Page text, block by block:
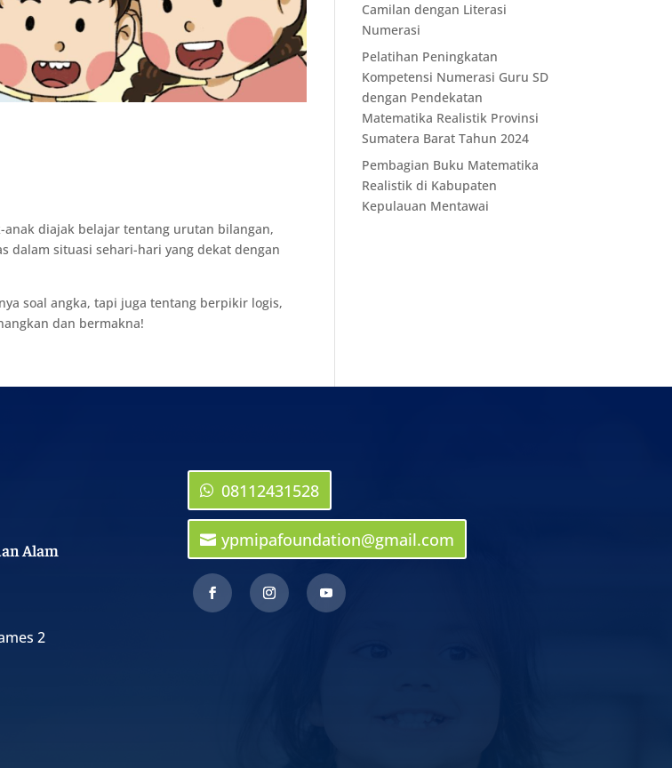
anak diajak belajar tentang urutan bilangan,
dalam situasi sehari-hari yang dekat dengan
soal angka, tapi juga tentang berpikir logis,
dan bermakna!
Camilan dengan Literasi
Numerasi
Pelatihan Peningkatan
Kompetensi Numerasi Guru SD
dengan Pendekatan
Matematika Realistik Provinsi
Sumatera Barat Tahun 2024
Pembagian Buku Matematika
Realistik di Kabupaten
Kepulauan Mentawai
Alam
2
08112431528
ypmipafoundation@gmail.com